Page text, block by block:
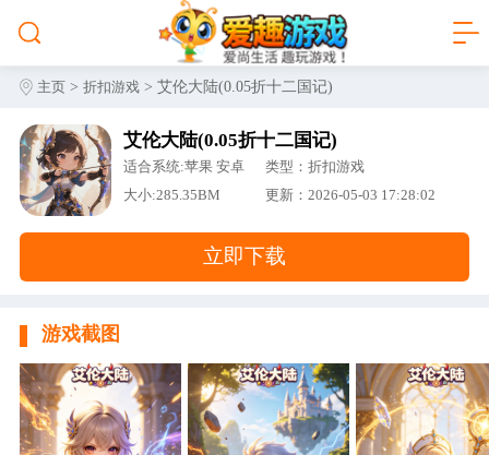
主页 >折扣游戏 > 艾伦大陆(0.05折十二国记)
艾伦大陆(0.05折十二国记)
适合系统:苹果 安卓
类型：折扣游戏
大小:285.35BM
更新：2026-05-03 17:28:02
立即下载
游戏截图